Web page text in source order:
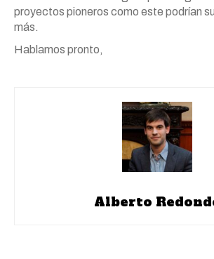
proyectos pioneros como este podrían
más.
Hablamos pronto,
Alberto